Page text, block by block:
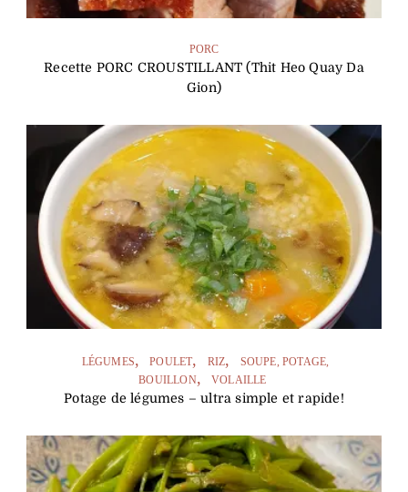
PORC
Recette PORC CROUSTILLANT (Thit Heo Quay Da
Gion)
LÉGUMES POULET RIZ
SOUPE, POTAGE,
BOUILLON
VOLAILLE
Potage de légumes – ultra simple et rapide!